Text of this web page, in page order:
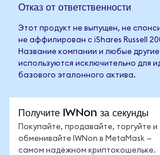
Отказ от ответственности
Этот продукт не выпущен, не
не аффилирован с iShares Russell
Название компании и любые
используются исключительно для
базового эталонного актива.
Получите IWNon за секунды
Покупайте, продавайте, торгуйте и
обменивайте IWNon в MetaMask —
самом надёжном криптокошельке.